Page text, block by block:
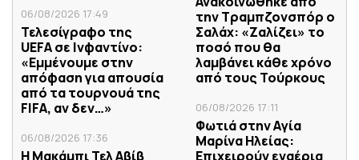
06/08/2026 17:49
Τελεσίγραφο της
UEFA σε Ινφαντίνο:
«Εμμένουμε στην
απόφαση για απουσία
από τα τουρνουά της
FIFA, αν δεν…»
06/08/2026 17:36
Η Μακάμπι Τελ Αβίβ
την Τραμπζονσπόρ ο
Σαλάχ: «Ζαλίζει» το
ποσό που θα
λαμβάνει κάθε χρόνο
από τους Τούρκους
06/08/2026 17:11
Φωτιά στην Aγία
Μαρίνα Ηλείας:
Επιχειρούν εναέρια